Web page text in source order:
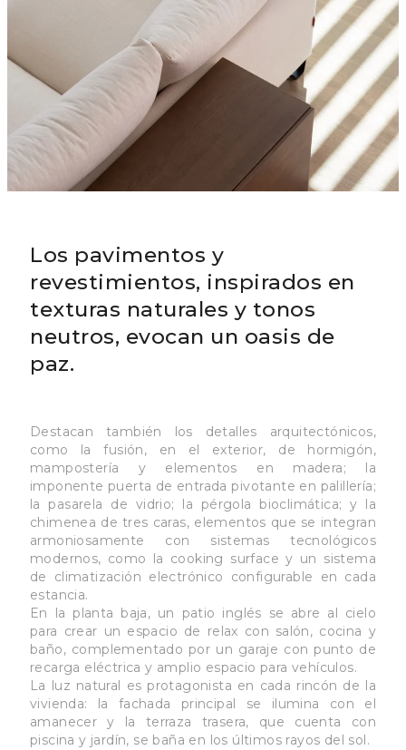
Los pavimentos y
revestimientos, inspirados en
texturas naturales y tonos
neutros, evocan un oasis de
paz.
Destacan también los detalles arquitectónicos,
como la fusión, en el exterior, de hormigón,
mampostería y elementos en madera; la
imponente puerta de entrada pivotante en palillería;
la pasarela de vidrio; la pérgola bioclimática; y la
chimenea de tres caras, elementos que se integran
armoniosamente con sistemas tecnológicos
modernos, como la cooking surface y un sistema
de climatización electrónico configurable en cada
estancia.
En la planta baja, un patio inglés se abre al cielo
para crear un espacio de relax con salón, cocina y
baño, complementado por un garaje con punto de
recarga eléctrica y amplio espacio para vehículos.
La luz natural es protagonista en cada rincón de la
vivienda: la fachada principal se ilumina con el
amanecer y la terraza trasera, que cuenta con
piscina y jardín, se baña en los últimos rayos del sol.